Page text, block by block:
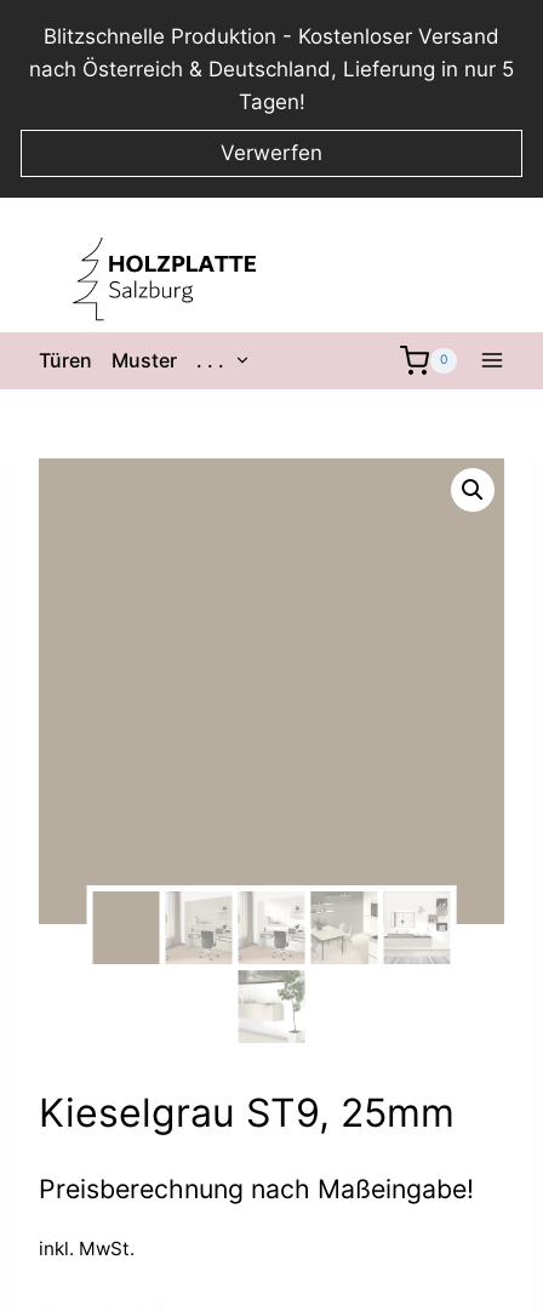
Blitzschnelle Produktion - Kostenloser Versand
nach Österreich & Deutschland, Lieferung in nur 5
Tagen!
Verwerfen
springen
Türen Muster . . . 0
Kieselgrau ST9, 25mm
Preisberechnung nach Maßeingabe!
inkl. MwSt.